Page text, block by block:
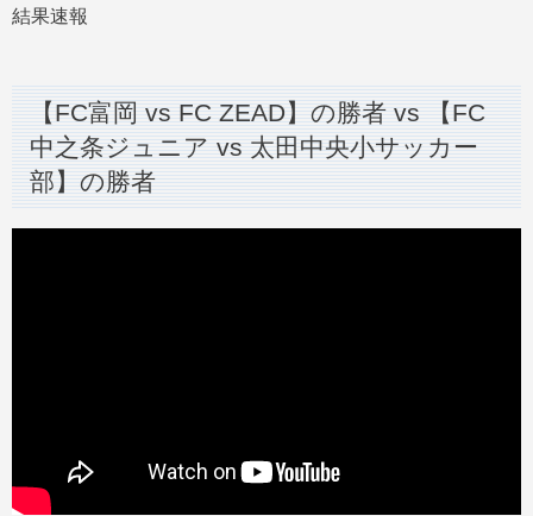
結果速報
【FC富岡 vs FC ZEAD】の勝者 vs 【FC
中之条ジュニア vs 太田中央小サッカー
部】の勝者